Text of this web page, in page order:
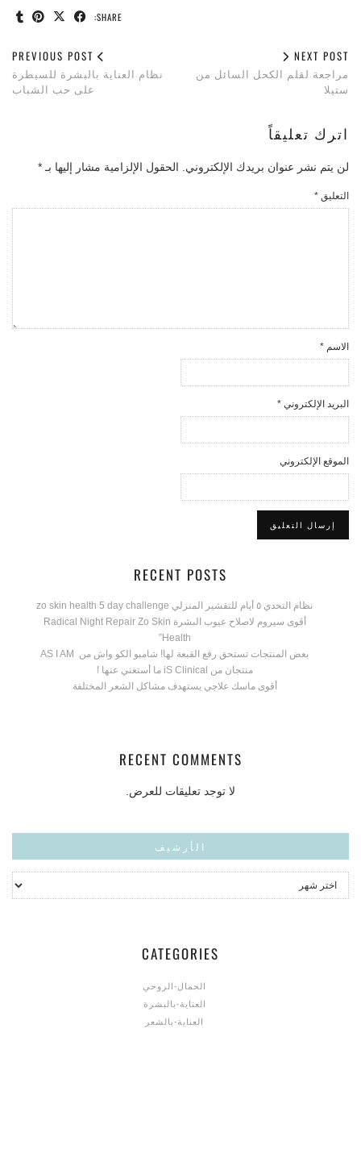
SHARE:
نظام العناية بالبشرة للسيطرة
على حب الشباب
NEXT POST
مراجعة لقلم الكحل السائل من
ستيلا
اترك تعليقاً
لن يتم نشر عنوان بريدك الإلكتروني. الحقول الإلزامية مشار إليها بـ*
التعليق *
الاسم *
البريد الإلكتروني *
الموقع الإلكتروني
RECENT POSTS
نظام التحدي ٥ أيام للتقشير المنزلي zo skin health 5 day challenge
أقوى سيروم لاصلاح عيوب البشرة Radical Night Repair Zo Skin
Health”
بعض المنتجات تستحق رفع القبعة لها! شامبو الكو واش من AS I AM
منتجان من iS Clinical ما أستغني عنها !
أقوى ماسك علاجي يستهدف مشاكل الشعر المختلفة
RECENT COMMENTS
لا توجد تعليقات للعرض.
الأرشيف
CATEGORIES
الجمال-الروحي
العناية-بالبشرة
العناية-بالشعر